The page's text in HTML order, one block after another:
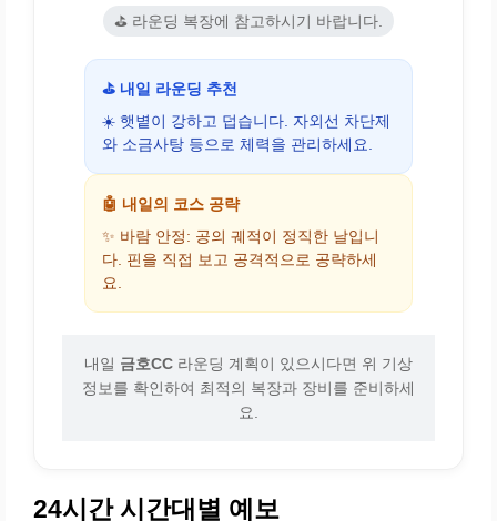
⛳ 라운딩 복장에 참고하시기 바랍니다.
⛳ 내일 라운딩 추천
☀️ 햇볕이 강하고 덥습니다. 자외선 차단제
와 소금사탕 등으로 체력을 관리하세요.
🤖 내일의 코스 공략
✨ 바람 안정: 공의 궤적이 정직한 날입니
다. 핀을 직접 보고 공격적으로 공략하세
요.
내일 금호CC 라운딩 계획이 있으시다면 위 기상
정보를 확인하여 최적의 복장과 장비를 준비하세
요.
24시간 시간대별 예보